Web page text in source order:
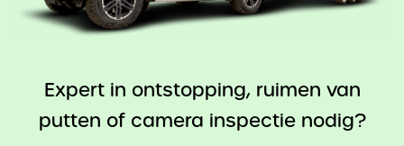
Expert in ontstopping, ruimen van
putten of camera inspectie nodig?